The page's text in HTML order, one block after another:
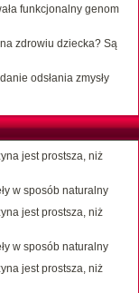
funkcjonalny genom
zdrowiu dziecka? Są
odsłania zmysły
jest prostsza, niż
w sposób naturalny
jest prostsza, niż
w sposób naturalny
jest prostsza, niż